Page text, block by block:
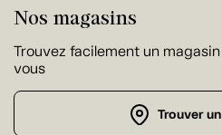
Nos magasins
Trouvez facilement un
vous
Trouver